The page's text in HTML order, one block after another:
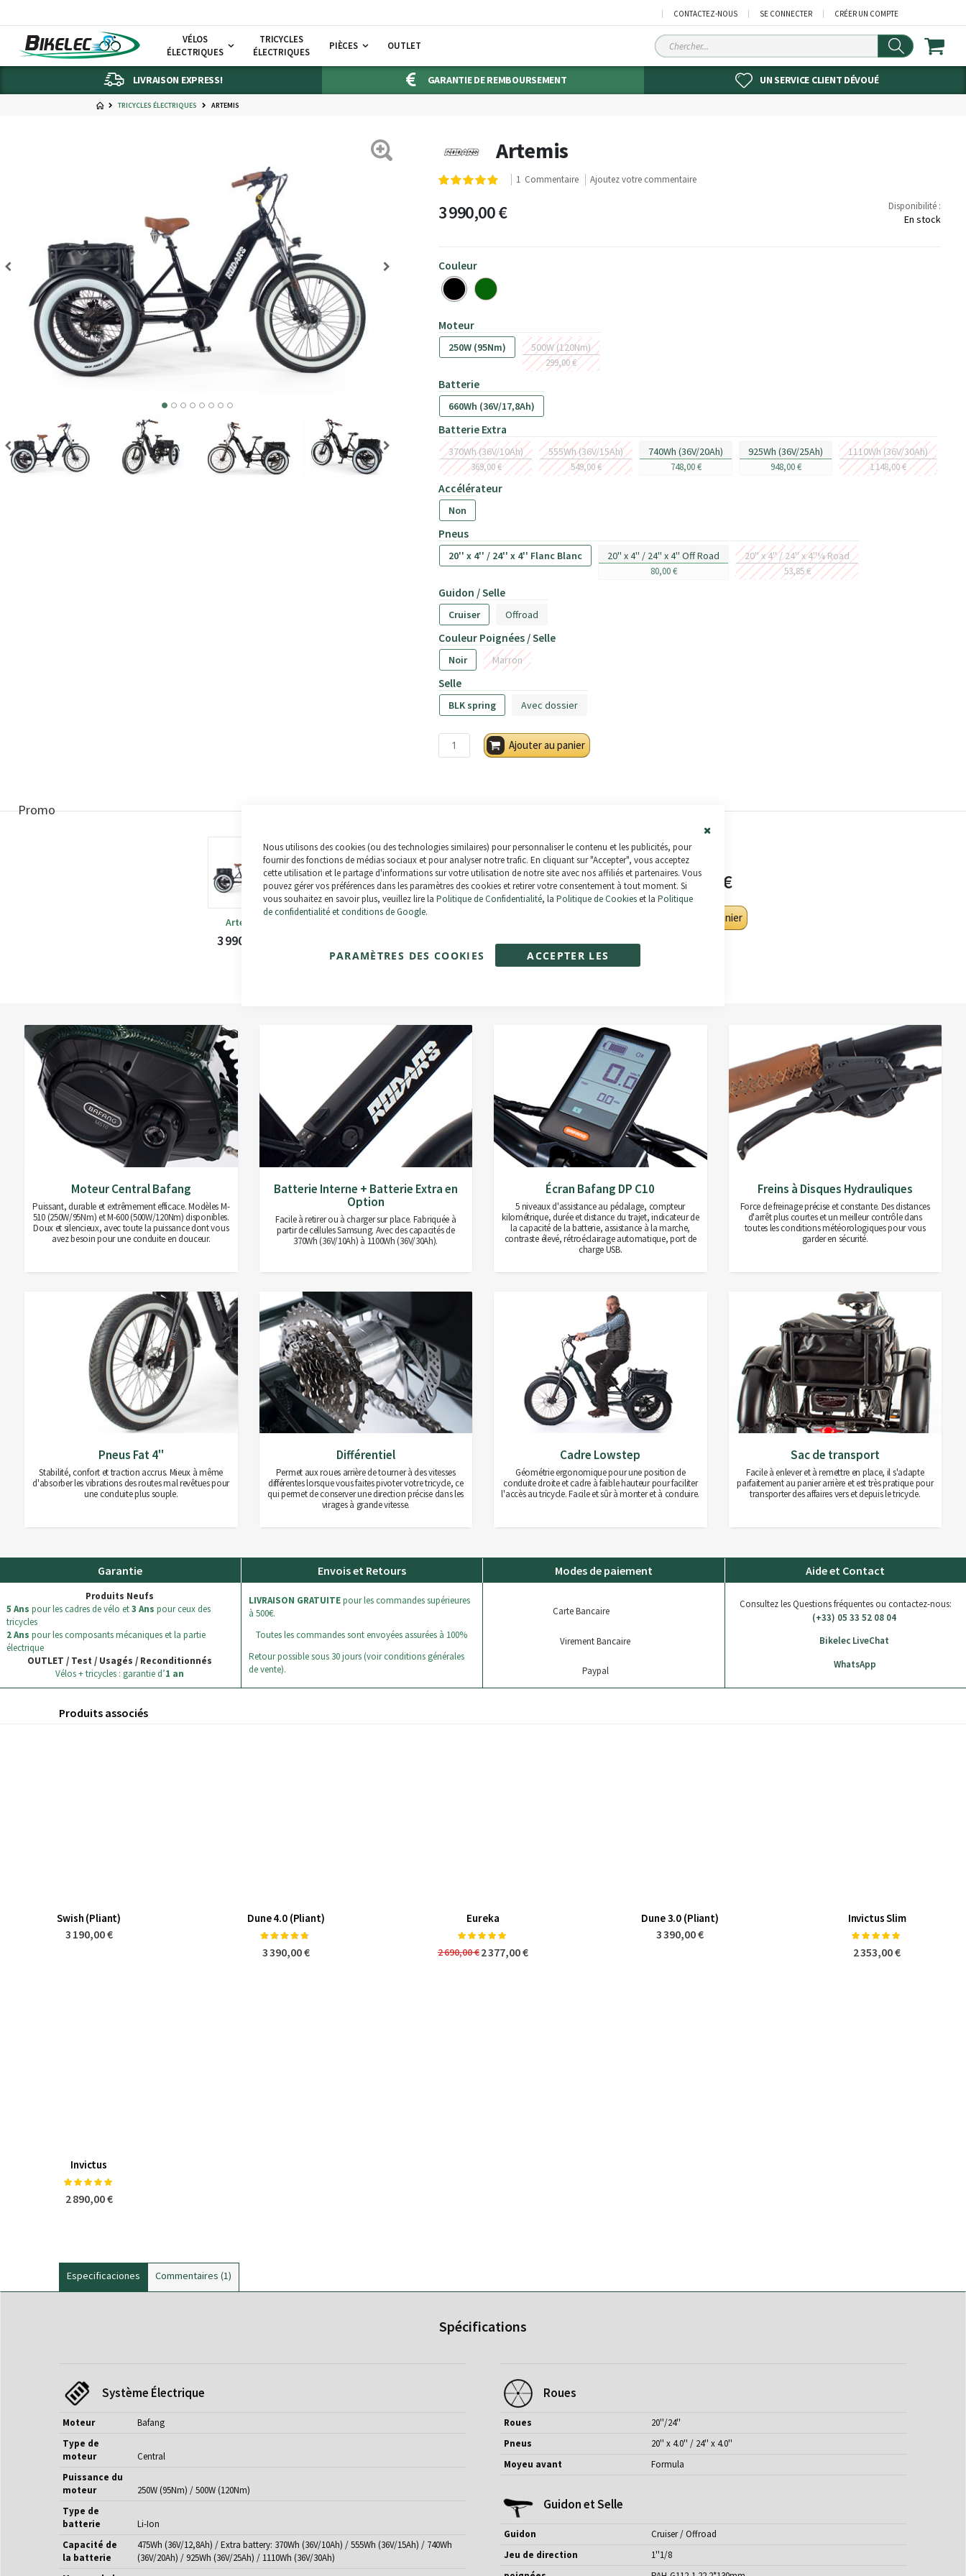
Nous utilisons des cookies (ou des technologies similaires) pour personnaliser le contenu et les publicités, pour
fournir des fonctions de médias sociaux et pour analyser notre trafic. En cliquant sur "Accepter", vous acceptez
cette utilisation et le partage d'informations sur votre utilisation de notre site avec nos affiliés et partenaires. Vous
pouvez gérer vos préférences dans les paramètres des cookies et retirer votre consentement à tout moment. Si
vous souhaitez en savoir plus, veuillez lire la Politique de Confidentialité, la Politique de Cookieset la Politique
de confidentialité et conditions de Google.
ACCEPTER LES
PARAMÈTRES DES COOKIES
CONTACTEZ-NOUS SE CONNECTER CRÉER UN COMPTE
VÉLOS
ÉLECTRIQUES
TRICYCLES
ÉLECTRIQUES
PIÈCES OUTLET Chercher
LIVRAISON EXPRESS! GARANTIE DE REMBOURSEMENT UN SERVICE CLIENT DÉVOUÉ
TRICYCLES ÉLECTRIQUES ARTEMIS
Artemis
Notation:
1 Commentaire Ajoutez votre commentaire
3 990,00 € Disponibilité :
En stock
Couleur
Moteur
250W (95Nm) 500W (120Nm)
299,00 €
Batterie
660Wh (36V/17,8Ah)
Batterie Extra
370Wh (36V/10Ah)
369,00 €
555Wh (36V/15Ah)
549,00 €
740Wh (36V/20Ah)
748,00 €
925Wh (36V/25Ah)
948,00 €
1110Wh (36V/30Ah)
1 148,00 €
Accélérateur
Non
Pneus
20'' x 4'' / 24'' x 4'' Flanc Blanc 20'' x 4'' / 24'' x 4'' Off Road
80,00 €
20'' x 4'' / 24'' x 4''¼ Road
53,85 €
Guidon / Selle
Cruiser Offroad
Couleur Poignées / Selle
Noir Marron
Selle
BLK spring Avec dossier
Ajouter au panier
Promo
Artemis
3 990,00 €
+ +
AL5P
38,24 €
= 4 071,19 €
4 059,01 €
Ajouter au panier
Moteur Central Bafang
Puissant, durable et extrêmement efficace. Modèles M-
510 (250W/95Nm) et M-600 (500W/120Nm) disponibles.
Doux et silencieux, avec toute la puissance dont vous
avez besoin pour une conduite en douceur.
Batterie Interne + Batterie Extra en
Option
Facile à retirer ou à charger sur place. Fabriquée à
partir de cellules Samsung. Avec des capacités de
370Wh (36V/10Ah) à 1100Wh (36V/30Ah).
Écran Bafang DP C10
5 niveaux d'assistance au pédalage, compteur
kilométrique, durée et distance du trajet, indicateur de
la capacité de la batterie, assistance à la marche,
contraste élevé, rétroéclairage automatique, port de
charge USB.
Freins à Disques Hydrauliques
Force de freinage précise et constante. Des distances
d'arrêt plus courtes et un meilleur contrôle dans
toutes les conditions météorologiques pour vous
garder en sécurité.
Pneus Fat 4''
Stabilité, confort et traction accrus. Mieux à même
d'absorber les vibrations des routes mal revêtues pour
une conduite plus souple.
Différentiel
Permet aux roues arrière de tourner à des vitesses
différentes lorsque vous faites pivoter votre tricycle, ce
qui permet de conserver une direction précise dans les
virages à grande vitesse.
Cadre Lowstep
Géométrie ergonomique pour une position de
conduite droite et cadre à faible hauteur pour faciliter
l'accès au tricycle. Facile et sûr à monter et à conduire.
Sac de transport
Facile à enlever et à remettre en place, il s'adapte
parfaitement au panier arrière et est très pratique pour
transporter des affaires vers et depuis le tricycle.
Garantie
Produits Neufs
5 Ans pour les cadres de vélo et3 Ans pour ceux des
tricycles
2 Ans pour les composants mécaniques et la partie
électrique
OUTLET / Test / Usagés / Reconditionnés
Vélos + tricycles : garantie d’1 an
Envois et Retours
LIVRAISON GRATUITEpour les commandes supérieures
à 500€.
Toutes les commandes sont envoyées assurées à 100%
Retour possible sous 30 jours (voir conditions générales
de vente).
Modes de paiement
Carte Bancaire
Virement Bancaire
Paypal
Aide et Contact
Consultez les Questions fréquentes ou contactez-nous:
(+33) 05 33 52 08 04
Bikelec LiveChat
WhatsApp
Produits associés
Swish (Pliant)
3 190,00 €
Dune 4.0 (Pliant)
Notation:
3 390,00 €
Eureka
Notation:
2 690,00 €2 377,00 €
Dune 3.0 (Pliant)
3 390,00 €
Invictus Slim
Notation:
2 353,00 €
Invictus
Notation:
2 890,00 €
Especificaciones
Spécifications
Système Électrique
Moteur
Bafang
Type de
moteur
Central
Puissance du
moteur
250W (95Nm) / 500W (120Nm)
Type de
batterie
Li-Ion
Capacité de
la batterie
475Wh (36V/12,8Ah) / Extra battery: 370Wh (36V/10Ah) / 555Wh (36V/15Ah) / 740Wh
(36V/20Ah) / 925Wh (36V/25Ah) / 1110Wh (36V/30Ah)
Roues
Roues
20''/24''
Pneus
20'' x 4.0'' / 24'' x 4.0''
Moyeu avant
Formula
Guidon et Selle
Guidon
Cruiser / Offroad
Jeu de direction
1''1/8
Commentaires 1